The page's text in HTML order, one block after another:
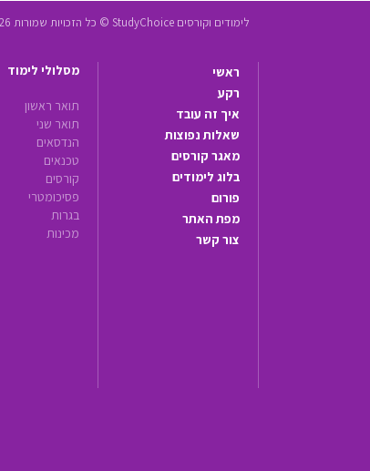
לימודים וקורסים StudyChoice © כל הזכויות שמורות 2026
ראשי
רקע
איך זה עובד
שאלות נפוצות
מאגר קורסים
בלוג לימודים
פורום
מפת האתר
צור קשר
מסלולי לימוד
תואר ראשון
תואר שני
הנדסאים
טכנאים
קורסים
פסיכומטרי
בגרות
מכינות